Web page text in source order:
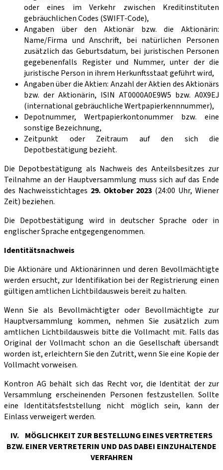
oder eines im Verkehr zwischen Kredit­instituten
gebräuchlichen Codes (SWIFT-Code),
Angaben über den Aktionär bzw. die Aktionärin:
Name/Firma und Anschrift, bei natürlichen Personen
zusätz­lich das Geburtsdatum, bei juristischen Personen
gegebenenfalls Register und Nummer, unter der die
juristische Person in ihrem Herkunftsstaat geführt wird,
Angaben über die Aktien: Anzahl der Aktien des Aktionärs
bzw. der Aktionärin, ISIN AT0000A0E9W5 bzw. A0X9EJ
(international gebräuchliche Wertpapierkennnummer),
Depotnummer, Wertpapierkontonummer bzw. eine
sonstige Bezeichnung,
Zeitpunkt oder Zeitraum auf den sich die
Depotbestätigung bezieht.
Die Depotbestätigung als Nachweis des Anteilsbesitzes zur
Teilnahme an der Hauptver­sammlung muss sich auf das Ende
des Nachweisstichtages 29. Oktober 2023 (24:00 Uhr, Wiener
Zeit) beziehen.
Die Depotbestätigung wird in deutscher Sprache oder in
englischer Sprache entgegen­genommen.
Identitätsnachweis
Die Aktionäre und Aktionärinnen und deren Bevollmächtigte
werden ersucht, zur Identifikation bei der Registrierung einen
gültigen amtlichen Lichtbildausweis bereit zu halten.
Wenn Sie als Bevollmächtigter oder Bevollmächtigte zur
Hauptversammlung kommen, nehmen Sie zusätzlich zum
amtlichen Lichtbildausweis bitte die Vollmacht mit. Falls das
Original der Vollmacht schon an die Gesellschaft übersandt
worden ist, erleichtern Sie den Zutritt, wenn Sie eine Kopie der
Vollmacht vorweisen.
Kontron AG behält sich das Recht vor, die Identität der zur
Versammlung erscheinenden Personen festzustellen. Sollte
eine Identitätsfeststellung nicht möglich sein, kann der
Einlass verweigert werden.
IV. MÖGLICHKEIT ZUR BESTELLUNG EINES VERTRETERS
BZW. EINER VERTRETERIN UND DAS DABEI EINZUHALTENDE
VERFAHREN